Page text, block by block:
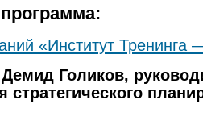
«Институт
Голиков,
стратегического